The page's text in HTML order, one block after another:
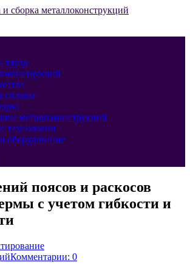
сборка металлоконструкций
труда
сплавы
металлоконструкций
технологии
оборудование
поясов и раскосов
с учетом гибкости и
Комментарии: 0